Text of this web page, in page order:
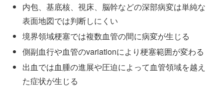
内包、基底核、視床、脳幹などの深部病変は単純な
表面地図では判断しにくい
境界領域梗塞では複数血管の間に病変が生じる
側副血行や血管のvariationにより梗塞範囲が変わる
出血では血腫の進展や圧迫によって血管領域を越え
た症状が生じる